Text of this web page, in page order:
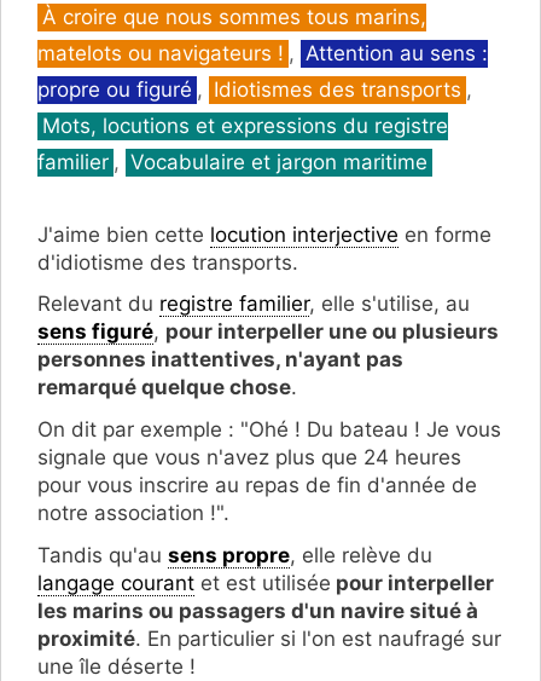
Catégories
À croire que nous sommes tous marins,
matelots ou navigateurs ! , Attention au sens :
propre ou figuré , Idiotismes des transports ,
Mots, locutions et expressions du registre
familier , Vocabulaire et jargon maritime
J'aime bien cette locution interjective en forme
d'idiotisme des transports.
Relevant du registre familier, elle s'utilise, au
sens figuré, pour interpeller une ou plusieurs
personnes inattentives, n'ayant pas
remarqué quelque chose.
On dit par exemple : "Ohé ! Du bateau ! Je vous
signale que vous n'avez plus que 24 heures
pour vous inscrire au repas de fin d'année de
notre association !".
Tandis qu'au sens propre, elle relève du
langage courant et est utilisée pour interpeller
les marins ou passagers d'un navire situé à
proximité. En particulier si l'on est naufragé sur
une île déserte !